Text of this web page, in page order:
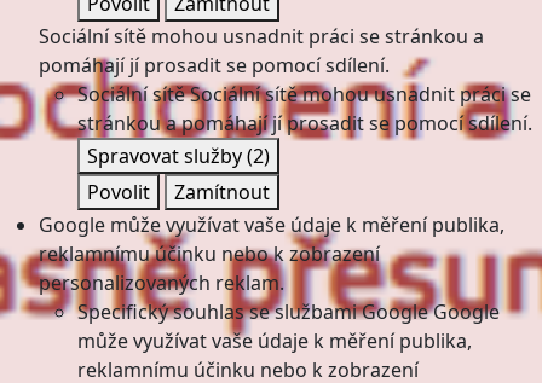
Sociální sítě mohou usnadnit práci se stránkou a
pomáhají jí prosadit se pomocí sdílení.
Sociální sítěSociální sítě mohou usnadnit práci se
stránkou a pomáhají jí prosadit se pomocí sdílení.
Spravovat služby(2)
Povolit
Zamítnout
Google může využívat vaše údaje k měření publika,
reklamnímu účinku nebo k zobrazení
personalizovaných reklam.
Specifický souhlas se službami GoogleGoogle
může využívat vaše údaje k měření publika,
reklamnímu účinku nebo k zobrazení